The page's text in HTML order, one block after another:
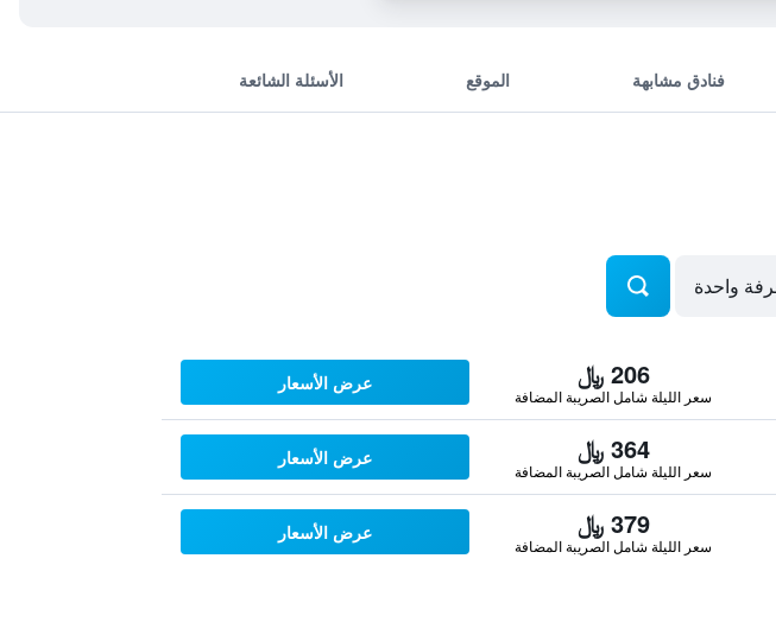
فنادق مشابهة الموقع الأسئلة الشائعة
206 ﷼
سعر الليلة شامل الصريبة المضافة
عرض الأسعار
364 ﷼
سعر الليلة شامل الصريبة المضافة
عرض الأسعار
379 ﷼
سعر الليلة شامل الصريبة المضافة
عرض الأسعار